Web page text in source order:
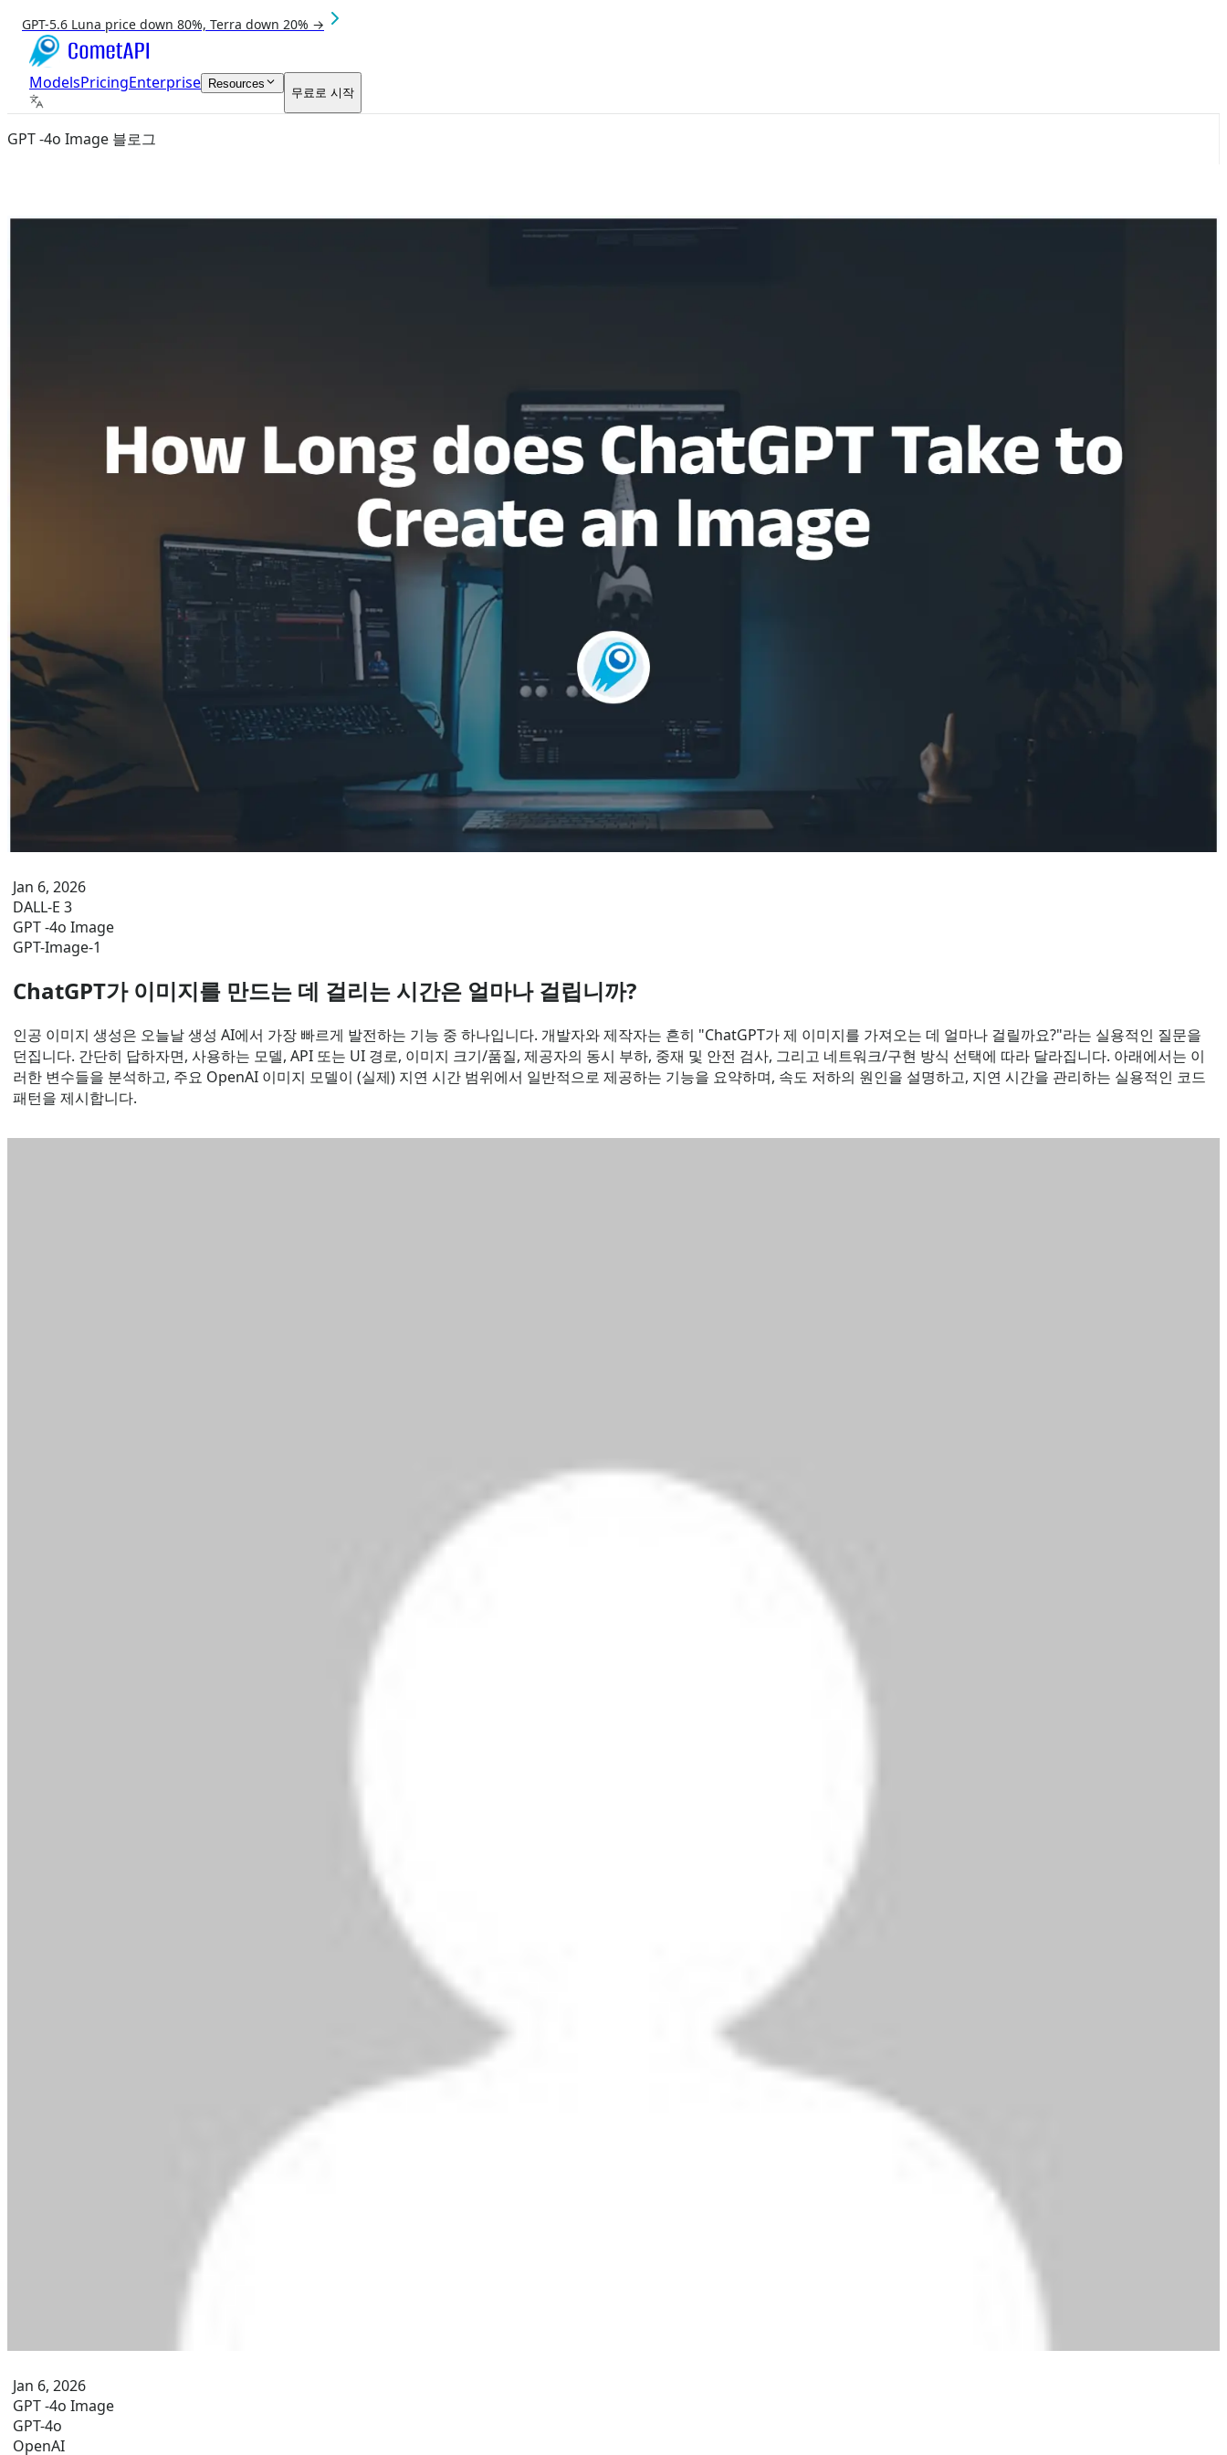
GPT-5.6 Luna price down 80%, Terra down 20% →
ModelsPricingEnterprise Resources
무료로 시작
GPT -4o Image 블로그
Jan 6, 2026
DALL-E 3
GPT -4o Image
GPT-Image-1
ChatGPT가 이미지를 만드는 데 걸리는 시간은 얼마나 걸립니까?
인공 이미지 생성은 오늘날 생성 AI에서 가장 빠르게 발전하는 기능 중 하나입니다. 개발자와 제작자는 흔히 "ChatGPT가 제 이미지를 가져오는 데 얼마나 걸릴까요?"라는 실용적인 질문을
던집니다. 간단히 답하자면, 사용하는 모델, API 또는 UI 경로, 이미지 크기/품질, 제공자의 동시 부하, 중재 및 안전 검사, 그리고 네트워크/구현 방식 선택에 따라 달라집니다. 아래에서는 이
러한 변수들을 분석하고, 주요 OpenAI 이미지 모델이 (실제) 지연 시간 범위에서 일반적으로 제공하는 기능을 요약하며, 속도 저하의 원인을 설명하고, 지연 시간을 관리하는 실용적인 코드
패턴을 제시합니다.
Jan 6, 2026
GPT -4o Image
GPT-4o
OpenAI